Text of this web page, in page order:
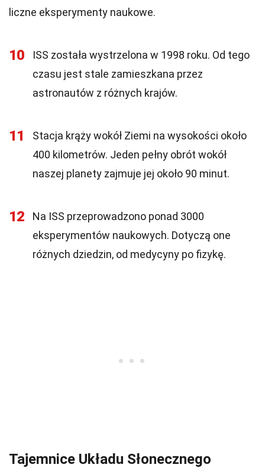
liczne eksperymenty naukowe.
10
ISS została wystrzelona w 1998 roku. Od tego
czasu jest stale zamieszkana przez
astronautów z różnych krajów.
11
Stacja krąży wokół Ziemi na wysokości około
400 kilometrów. Jeden pełny obrót wokół
naszej planety zajmuje jej około 90 minut.
12
Na ISS przeprowadzono ponad 3000
eksperymentów naukowych. Dotyczą one
różnych dziedzin, od medycyny po fizykę.
Tajemnice Układu Słonecznego